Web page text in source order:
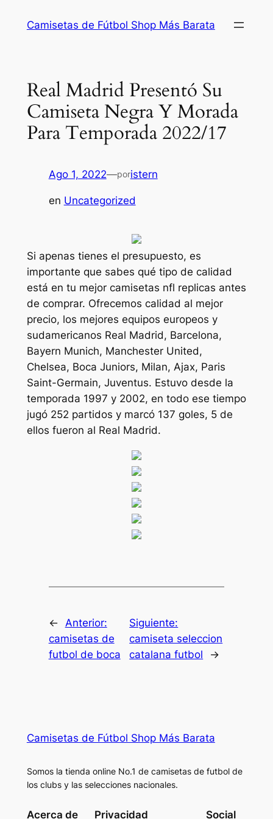
Camisetas de Fútbol Shop Más Barata
Real Madrid Presentó Su
Camiseta Negra Y Morada
Para Temporada 2022/17
Ago 1, 2022—poristern
en Uncategorized
Si apenas tienes el presupuesto, es
importante que sabes qué tipo de calidad
está en tu mejor camisetas nfl replicas antes
de comprar. Ofrecemos calidad al mejor
precio, los mejores equipos europeos y
sudamericanos Real Madrid, Barcelona,
Bayern Munich, Manchester United,
Chelsea, Boca Juniors, Milan, Ajax, Paris
Saint-Germain, Juventus. Estuvo desde la
temporada 1997 y 2002, en todo ese tiempo
jugó 252 partidos y marcó 137 goles, 5 de
ellos fueron al Real Madrid.
←
Anterior:
camisetas de
futbol de boca
Siguiente:
camiseta seleccion
catalana futbol
→
Camisetas de Fútbol Shop Más Barata
Somos la tienda online No.1 de camisetas de futbol de
los clubs y las selecciones nacionales.
Acerca de Privacidad Social